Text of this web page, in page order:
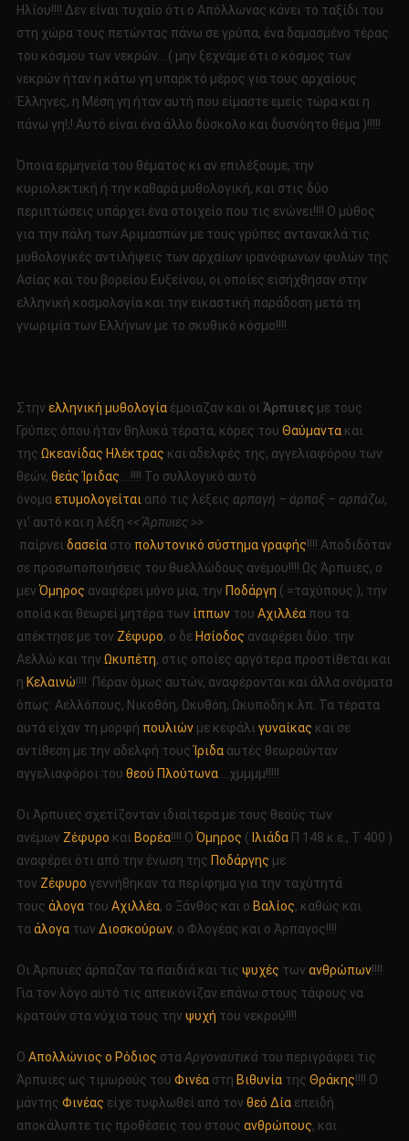
Ηλίου!!!! Δεν είναι τυχαίο ότι ο Απόλλωνας κάνει το ταξίδι του
στη χώρα τους πετώντας πάνω σε γρύπα, ένα δαμασμένο τέρας
του κόσμου των νεκρών….( μην ξεχνάμε ότι ο κόσμος των
νεκρών ήταν η κάτω γη υπαρκτό μέρος για τους αρχαίους
Έλληνες, η Μέση γη ήταν αυτή που είμαστε εμείς τώρα και η
πάνω γη!;! Αυτό είναι ένα άλλο δύσκολο και δυσνόητο θέμα )!!!!!
Όποια ερμηνεία του θέματος κι αν επιλέξουμε, την
κυριολεκτική ή την καθαρά μυθολογική, και στις δύο
περιπτώσεις υπάρχει ένα στοιχείο που τις ενώνει!!!! Ο μύθος
για την πάλη των Αριμασπών με τους γρύπες αντανακλά τις
μυθολογικές αντιλήψεις των αρχαίων ιρανόφωνων φυλών της
Ασίας και του βορείου Ευξείνου, οι οποίες εισήχθησαν στην
ελληνική κοσμολογία και την εικαστική παράδοση μετά τη
γνωριμία των Ελλήνων με το σκυθικό κόσμο!!!!
Στην ελληνική μυθολογίαέμοιαζαν και οι Άρπυιες με τους
Γρύπες όπου ήταν θηλυκά τέρατα, κόρες του Θαύμαντακαι
της Ωκεανίδας Ηλέκτρας και αδελφές της, αγγελιαφόρου των
θεών, θεάς Ίριδας ….!!!! Το συλλογικό αυτό
όνομα ετυμολογείται από τις λέξεις αρπαγή – άρπαξ – αρπάζω,
γι’ αυτό και η λέξη << Ἃρπυιες >>
παίρνει δασείαστο πολυτονικό σύστημα γραφής!!!! Αποδιδόταν
σε προσωποποιήσεις του θυελλώδους ανέμου!!!! Ως Άρπυιες, ο
μεν Όμηρος αναφέρει μόνο μια, την Ποδάργη ( =ταχύπους ), την
οποία και θεωρεί μητέρα των ίππωντου Αχιλλέαπου τα
απέκτησε με τον Ζέφυρο, ο δε Ησίοδος αναφέρει δύο: την
Αελλώ και την Ωκυπέτη, στις οποίες αργότερα προστίθεται και
η Κελαινώ!!!! Πέραν όμως αυτών, αναφέρονται και άλλα ονόματα
όπως: Αελλόπους, Νικοθόη, Ωκυθόη, Ωκυπόδη κ.λπ. Τα τέρατα
αυτά είχαν τη μορφή πουλιώνμε κεφάλι γυναίκας και σε
αντίθεση με την αδελφή τουςΊριδααυτές θεωρούνταν
αγγελιαφόροι του θεού Πλούτωνα….χμμμμ!!!!!
Οι Άρπυιες σχετίζονταν ιδιαίτερα με τους θεούς των
ανέμων Ζέφυρο και Βορέα!!!! Ο Όμηρος ( ΙλιάδαΠ 148 κ.ε., Τ 400 )
αναφέρει ότι από την ένωση της Ποδάργης με
τον Ζέφυρο γεννήθηκαν τα περίφημα για την ταχύτητά
τους άλογατου Αχιλλέα, ο Ξάνθος και ο Βαλίος, καθώς και
τα άλογατων Διοσκούρων, ο Φλογέας και ο Άρπαγος!!!!
Οι Άρπυιες άρπαζαν τα παιδιά και τις ψυχές των ανθρώπων!!!!
Για τον λόγο αυτό τις απεικόνιζαν επάνω στους τάφους να
κρατούν στα νύχια τους την ψυχή του νεκρού!!!!
Ο Απολλώνιος ο Ρόδιος στα Αργοναυτικά του περιγράφει τις
Άρπυιες ως τιμωρούς του Φινέαστη Βιθυνίατης Θράκης!!!! Ο
μάντης Φινέας είχε τυφλωθεί από τον θεό Δίαεπειδή
αποκάλυπτε τις προθέσεις του στους ανθρώπους, και